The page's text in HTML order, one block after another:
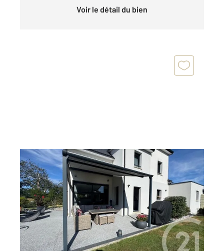
Voir le détail du bien
AUBERVILLE 14
131,23 m 2
, 5 pièces
Ref : 14375
Maison à vendre
699 000 €
COUP DE COEUR ! Votre agence Century 21